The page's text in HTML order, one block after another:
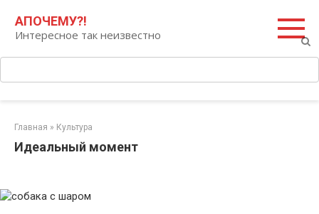
контенту
АПОЧЕМУ?!
Интересное так неизвестно
Главная » Культура
Идеальный момент